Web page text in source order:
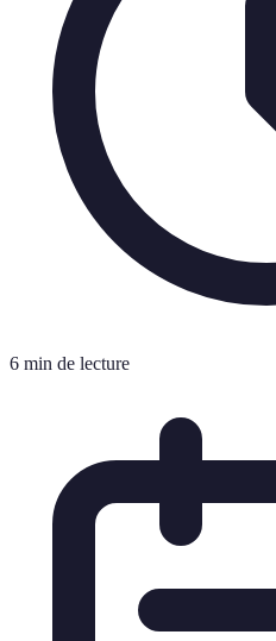
6 min de lecture